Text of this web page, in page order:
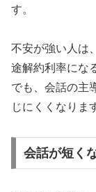
す。
不安が強い人は
途解約利率にな
でも、会話の主
じにくくなりま
会話が短く